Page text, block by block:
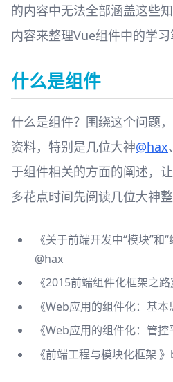
的内容中无法全部涵盖这些
内容来整理Vue组件中的学习
什么是组件
什么是组件？围绕这个问题
资料，特别是几位大神@hax、
于组件相关的方面的阐述，
多花点时间先阅读几位大神
《关于前端开发中“模块”和
@hax
《2015前端组件化框架之路
《Web应用的组件化：基本
《Web应用的组件化：管控
《前端工程与模块化框架